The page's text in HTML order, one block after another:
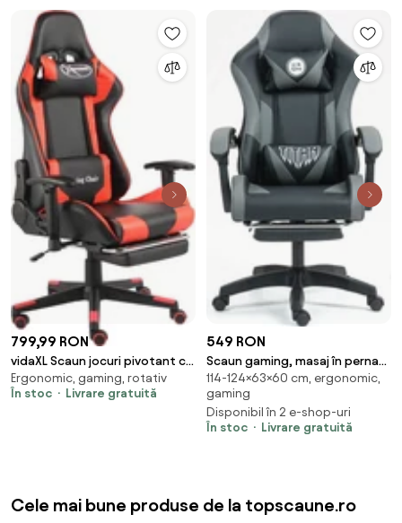
pentru picioare, rezistent 150
kg, piele PU, Negru/Gri
799,99 RON
vidaXL Scaun jocuri pivotant cu
suport de picioare, roșu, PVC
Ergonomic, gaming, rotativ
În stoc
Livrare gratuită
549 RON
Scaun gaming, masaj în perna
lombară, suport picioare, piele
PU, Negru/Gri
114-124×63×60 cm, ergonomic,
gaming
Disponibil în 2 e-shop-uri
În stoc
Livrare gratuită
Cele mai bune produse de la topscaune.ro